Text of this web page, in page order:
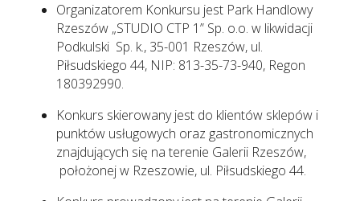
Organizatorem Konkursu jest Park Handlowy
Rzeszów „STUDIO CTP 1” Sp. o.o. w likwidacji
Podkulski Sp. k., 35-001 Rzeszów, ul.
Piłsudskiego 44, NIP: 813-35-73-940, Regon
180392990.
Konkurs skierowany jest do klientów sklepów i
punktów usługowych oraz gastronomicznych
znajdujących się na terenie Galerii Rzeszów,
położonej w Rzeszowie, ul. Piłsudskiego 44.